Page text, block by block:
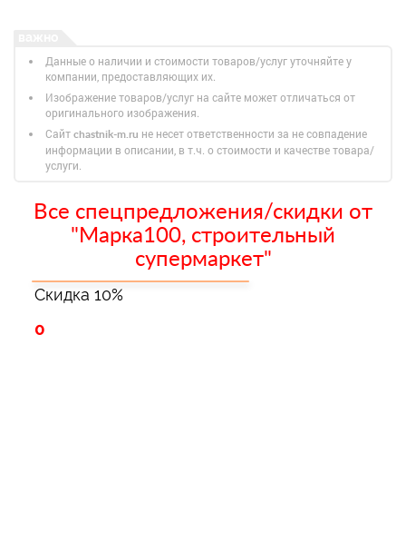
Данные о наличии и стоимости товаров/услуг уточняйте у
компании, предоставляющих их.
Изображение товаров/услуг на сайте может отличаться от
оригинального изображения.
Сайт chastnik-m.ru не несет ответственности за не совпадение
информации в описании, в т.ч. о стоимости и качестве товара/
услуги.
Все спецпредложения/скидки от
"Марка100, строительный
супермаркет"
Скидка 10%
0